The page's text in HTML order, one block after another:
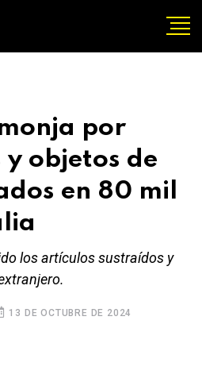
por
objetos de
en 80 mil
los artículos sustraídos y
13 DE OCTUBRE DE 2024